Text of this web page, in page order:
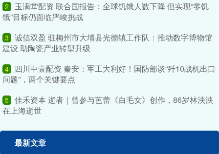
2
玉满堂配资 联合国报告：全球饥饿人数下降 但实现“零饥
饿”目标仍面临严峻挑战
3
诚信双盈 驻梅州市大埔县光德镇工作队：推动数字博物馆
建设 助陶瓷产业转型升级
4
四川中壹配资 秦安：军工大利好！国防部谈“歼10战机出口
问题”，两个关键要点
5 佳禾资本 逝者｜曾参与芭蕾《白毛女》创作，86岁林泱泱
在上海逝世
最新文章